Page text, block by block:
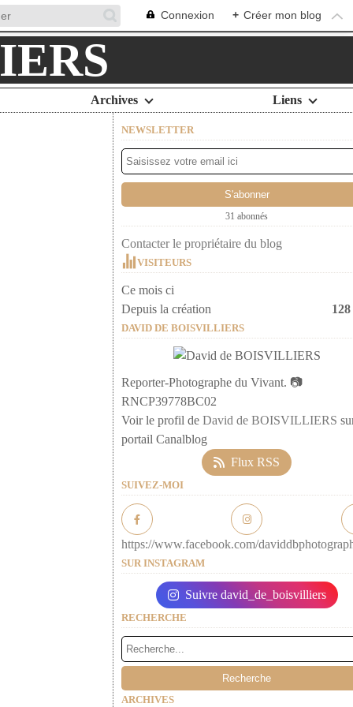
Connexion + Créer mon blog
Archives Liens
NEWSLETTER
31 abonnés
Contacter le propriétaire du blog
VISITEURS
Ce mois ci
Depuis la création
DAVID DE BOISVILLIERS
Reporter-Photographe du Vivant. 📷
RNCP39778BC02
Voir le profil de David de BOISVILLIERS
portail Canalblog
Flux RSS
SUIVEZ-MOI
https://www.facebook.com/
SUR INSTAGRAM
Suivre david_de_boisvilliers
RECHERCHE
ARCHIVES